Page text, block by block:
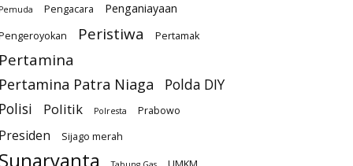
Pemuda Pengacara Penganiayaan
Peristiwa Pertamak
Pertamina
Pertamina Patra Niaga
Polda DIY
Polisi
Politik Polresta Prabowo
Presiden Sijago merah
Sunaryanta